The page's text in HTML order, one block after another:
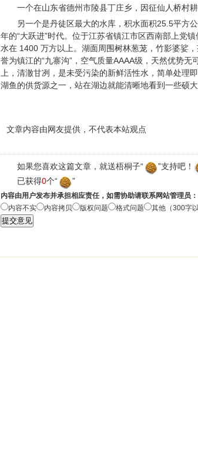
一个在山东省德州市陵县丁庄乡，因征仙人桥村
另一个是丹徒区最大的水库，积水面积25.5平方
年的“大跃进”时代。位于江苏省镇江市区西南部上党
水在 1400 万方以上。湖面周围树林葱茏，竹影婆娑
誉为镇江的“九寨沟”，空气质量AAAA级，天然优势
上，清澈甘冽，是未受污染的新鲜活性水，简单处理
湖鱼的供货源之一，站在湖边就能清晰地看到一些硕
文章内容由网友提供，不代表本站观点
如果您喜欢这篇文章，就送梧桐子“
”支持吧！
已获得0个“ ”
内容由用户发布并承担相应责任，如需协助请联系网站管理员：
内容不实
内容拷贝 版权问题 格式问题 其他（300字以